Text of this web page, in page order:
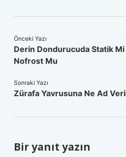
Önceki Yazı
Derin Dondurucuda Statik Mi
Nofrost Mu
Sonraki Yazı
Zürafa Yavrusuna Ne Ad
Bir yanıt yazın